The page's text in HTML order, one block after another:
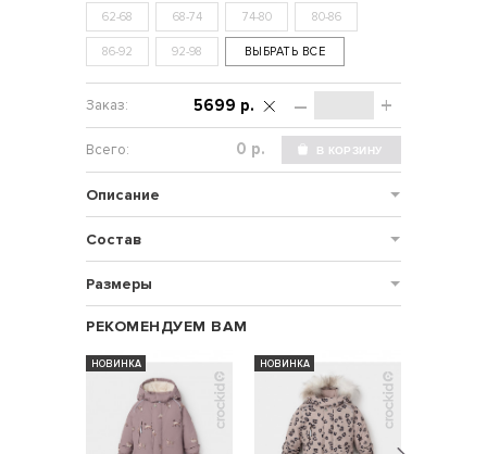
62-68 68-74 74-80 80-86
86-92 92-98 ВЫБРАТЬ ВСЕ
– +
5699 р.
р.
Описание
Состав
Размеры
РЕКОМЕНДУЕМ ВАМ
НОВИНКА НОВИНКА